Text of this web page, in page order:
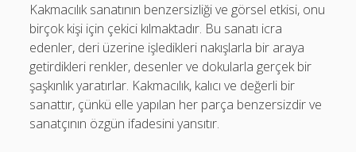
Kakmacılık sanatının benzersizliği ve görsel etkisi, onu
birçok kişi için çekici kılmaktadır. Bu sanatı icra
edenler, deri üzerine işledikleri nakışlarla bir araya
getirdikleri renkler, desenler ve dokularla gerçek bir
şaşkınlık yaratırlar. Kakmacılık, kalıcı ve değerli bir
sanattır, çünkü elle yapılan her parça benzersizdir ve
sanatçının özgün ifadesini yansıtır.